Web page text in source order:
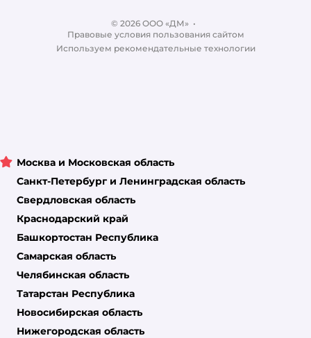
Блог
© 2026 ООО «ДМ» •
Правовые условия пользования сайтом
Используем рекомендательные технологии
Москва и Московская область
Санкт-Петербург и Ленинградская область
Свердловская область
Краснодарский край
Башкортостан Республика
Самарская область
Челябинская область
Татарстан Республика
Новосибирская область
Нижегородская область